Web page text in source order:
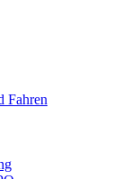
Fahren